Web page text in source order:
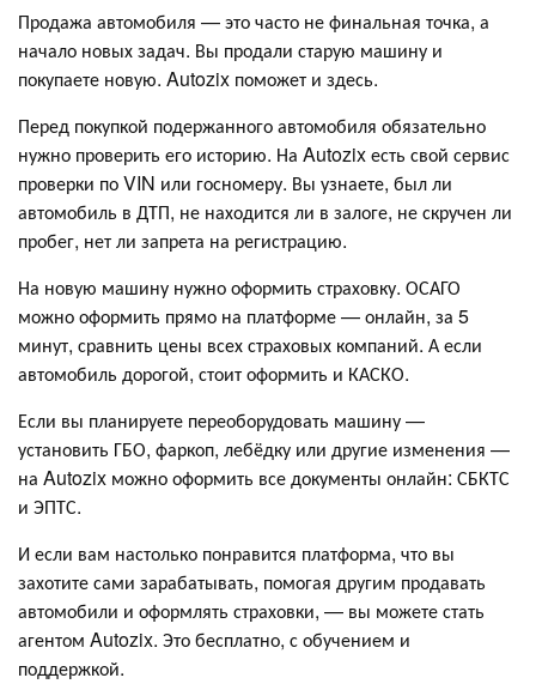
Продажа автомобиля — это часто не финальная точка, а
начало новых задач. Вы продали старую машину и
покупаете новую. Autozix поможет и здесь.
Перед покупкой подержанного автомобиля обязательно
нужно проверить его историю. На Autozix есть свой сервис
проверки по VIN или госномеру. Вы узнаете, был ли
автомобиль в ДТП, не находится ли в залоге, не скручен ли
пробег, нет ли запрета на регистрацию.
На новую машину нужно оформить страховку. ОСАГО
можно оформить прямо на платформе — онлайн, за 5
минут, сравнить цены всех страховых компаний. А если
автомобиль дорогой, стоит оформить и КАСКО.
Если вы планируете переоборудовать машину —
установить ГБО, фаркоп, лебёдку или другие изменения —
на Autozix можно оформить все документы онлайн: СБКТС
и ЭПТС.
И если вам настолько понравится платформа, что вы
захотите сами зарабатывать, помогая другим продавать
автомобили и оформлять страховки, — вы можете стать
агентом Autozix. Это бесплатно, с обучением и
поддержкой.